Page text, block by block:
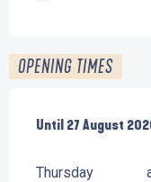
OPENING TIMES
From 2 July 2026
Until 27 August
Thursday